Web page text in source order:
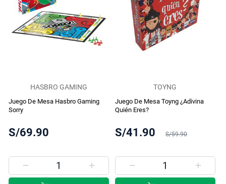
HASBRO GAMING
Juego De Mesa Hasbro Gaming
Sorry
S/69.90
TOYNG
Juego De Mesa Toyng ¿Adivina
Quién Eres?
S/41.90 S/59.90